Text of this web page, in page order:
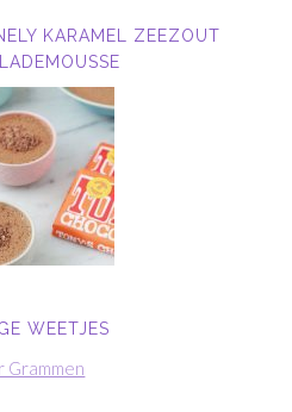
KARAMEL ZEEZOUT
WEETJES
Grammen